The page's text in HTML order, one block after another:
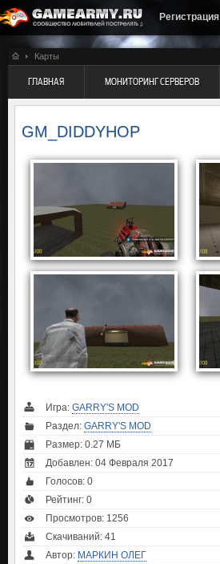
Регистрация
Карты
ГЛАВНАЯ МОНИТОРИНГ СЕРВЕРОВ
GM_DIDDYHOP
Игра: GARRY'S MOD
Раздел: GARRY'S MOD
Размер: 0.27 МБ
Добавлен: 04 Февраля 2017
Голосов: 0
Рейтинг: 0
Просмотров: 1256
Скачиваний: 41
Автор: МАРКИН ОЛЕГ